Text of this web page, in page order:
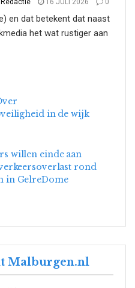
en dat betekent dat naast
het wat rustiger aan
in de wijk
willen einde aan
rond
in GelreDome
Malburgen.nl